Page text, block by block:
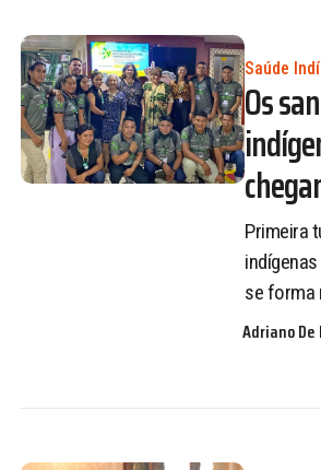
Saúde
Os
Primeira
se forma
Adriano De